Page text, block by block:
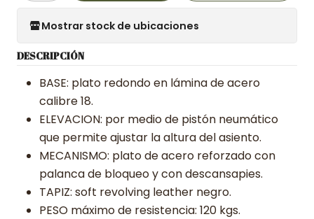
Mostrar stock de ubicaciones
DESCRIPCIÓN
BASE: plato redondo en lámina de acero
calibre 18.
ELEVACION: por medio de pistón neumático
que permite ajustar la altura del asiento.
MECANISMO: plato de acero reforzado con
palanca de bloqueo y con descansapies.
TAPIZ: soft revolving leather negro.
PESO máximo de resistencia: 120 kgs.